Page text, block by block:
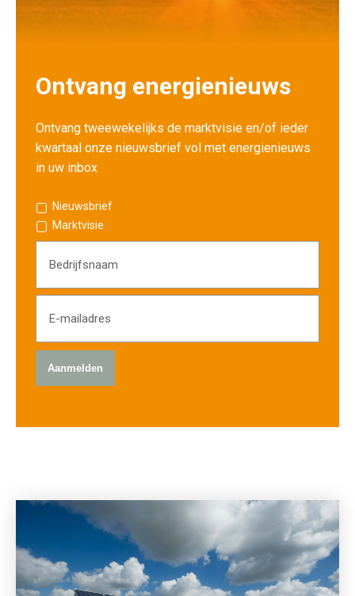
Ontvang energienieuws
Ontvang tweewekelijks de marktvisie en/of ieder
kwartaal onze nieuwsbrief vol met energienieuws
in uw inbox
Nieuwsbrief
Marktvisie